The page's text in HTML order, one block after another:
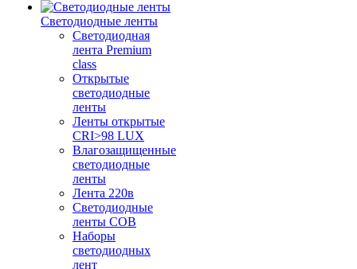
Светодиодные ленты
Светодиодная
лента Premium
class
Открытые
светодиодные
ленты
Ленты открытые
CRI>98 LUX
Влагозащищенные
светодиодные
ленты
Лента 220в
Светодиодные
ленты COB
Наборы
светодиодных
лент